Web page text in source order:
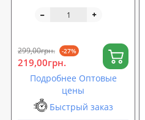
299,00грн. -27%
219,00грн.
Подробнее Оптовые
цены
Быстрый заказ